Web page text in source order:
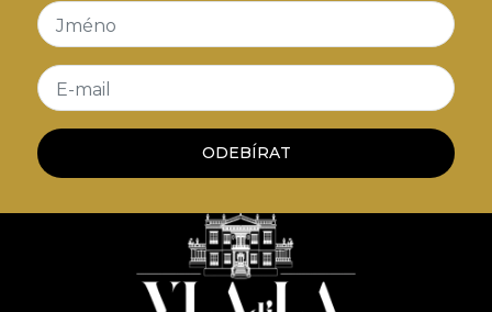
Jméno
E-mail
ODEBÍRAT